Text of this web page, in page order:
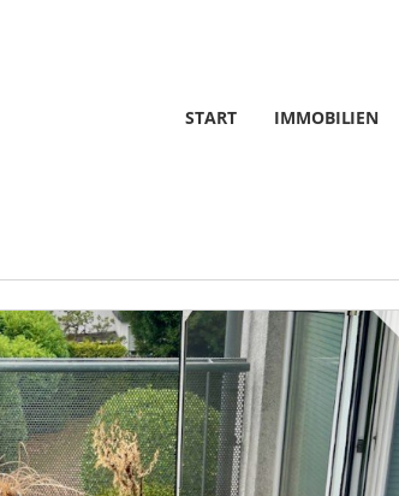
START IMMOBILIEN